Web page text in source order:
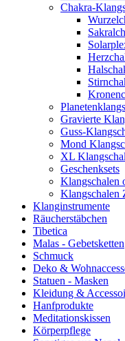
Chakra-
Gravierte
Guss-
Mond
XL
Geschenksets
Klangschalen
Klangschalen
Klanginstrumente
Räucherstäbchen
Tibetica
Malas - Gebetsketten
Schmuck
Deko &
Statuen - Masken
Kleidung &
Hanfprodukte
Meditationskissen
Körperpflege